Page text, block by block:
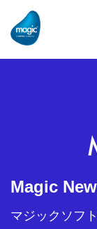
Magic
マジックソフ